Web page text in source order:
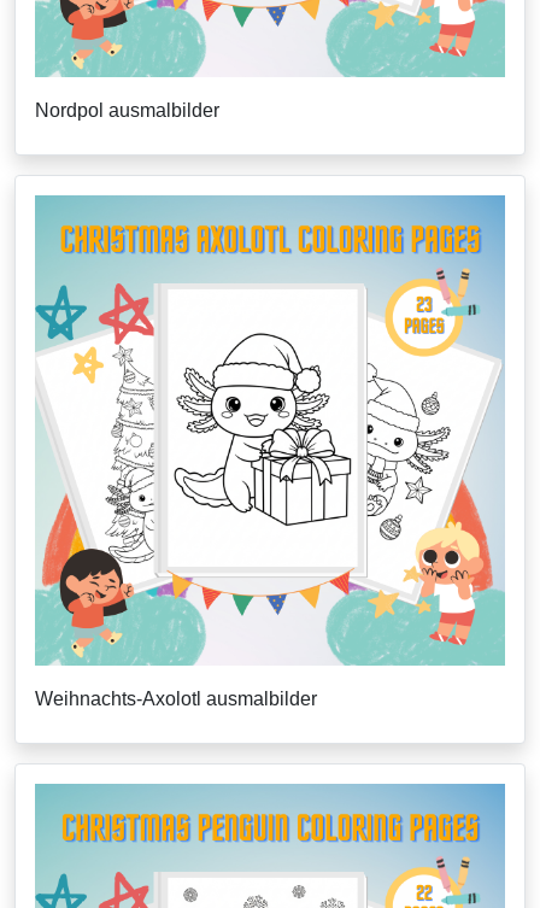
Nordpol ausmalbilder
Weihnachts-Axolotl ausmalbilder